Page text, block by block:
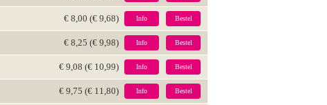
€ 8,00 (€ 9,68) Info Bestel
€ 8,25 (€ 9,98) Info Bestel
€ 9,08 (€ 10,99) Info Bestel
€ 9,75 (€ 11,80) Info Bestel